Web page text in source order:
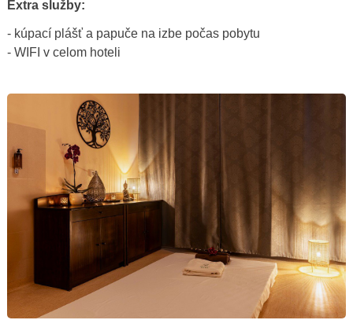
Extra služby:
- kúpací plášť a papuče na izbe počas pobytu
- WIFI v celom hoteli